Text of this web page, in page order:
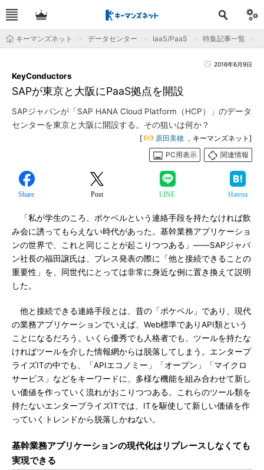
キーマンズネット データセンター IaaS/PaaS 特集記事一覧
2016年6月9日
SAPが東京と大阪にPaaS拠点を開設
KeyConductors
SAPジャパンが「SAP HANA Cloud Platform（HCP）」のデータ
センターを東京と大阪に開設する。その狙いは何か？
[ 原田美穂 ，キーマンズネット]
PC用表示
関連情報
Share Post LINE Hatena
「私が学生のころ、ポケベルという連絡手段を持たなければ飲
み会に誘ってもらえない時代があった。基幹業務アプリケーショ
ンの世界で、これと同じことが起こりつつある」――SAPジャパ
ン社長の福田譲氏は、プレス発表の際に「他と接続できることの
重要性」を、同世代にとっては非常に身近な例に置き換えて説明
した。
他と接続できる連絡手段とは、昔の「ポケベル」であり、現代
の業務アプリケーションでいえば、Web標準でありAPI類という
ことになるだろう。いくら優秀でも人格者でも、ツールを持たな
ければツールを介した情報網からは脱落してしまう。エンタープ
ライズITの中でも、「APIエコノミー」「オープン」「マイクロ
サービス」などをキーワードに、多様な機能を組み合わせて新し
い価値を作っていく流れがおこりつつある。これらのツール類を
持たないエンタープライズITでは、ITを駆使して新しい価値を作
っていくトレンドから脱落しかねない。
基幹業務アプリケーションの現代化はリプレースしなくても
実現できる